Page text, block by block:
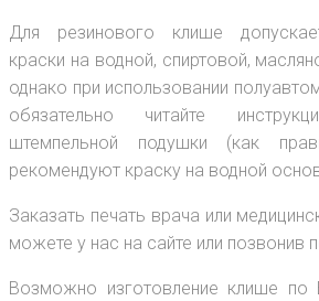
Для резинового клише
краски на водной, спиртовой,
однако при использовании
обязательно читайте
штемпельной подушки (как
рекомендуют краску на водной
Заказать печать врача или
можете у нас на сайте или позвонив
Возможно изготовление клише по